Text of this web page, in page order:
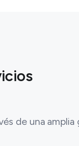
de una amplia